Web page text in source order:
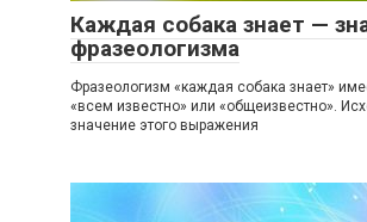
Каждая собака знает —
фразеологизма
Фразеологизм «каждая собака знает»
«всем известно» или «общеизвестно».
значение этого выражения